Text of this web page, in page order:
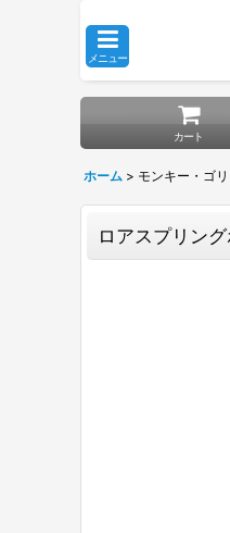
メニュー
カート
ホーム > モンキー・ゴ
ロアスプリン